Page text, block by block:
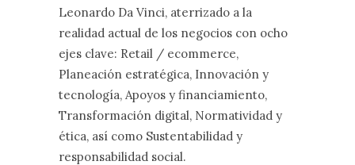
Leonardo Da Vinci, aterrizado a la
realidad actual de los negocios con ocho
ejes clave: Retail / ecommerce,
Planeación estratégica, Innovación y
tecnología, Apoyos y financiamiento,
Transformación digital, Normatividad y
ética, así como Sustentabilidad y
responsabilidad social.